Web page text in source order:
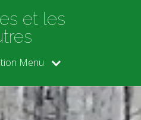
et les
Menu